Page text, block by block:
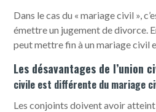
Dans le cas du « mariage civil »,
émettre un jugement de divorce.
peut mettre fin à un mariage civil
Les désavantages de l’union
civile est différente du mariage
Les conjoints doivent avoir atteint